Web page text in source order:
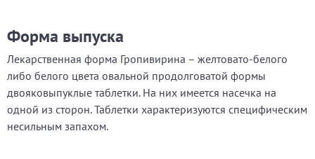
Форма выпуска
Лекарственная форма Гропивирина – желтовато-белого
либо белого цвета овальной продолговатой формы
двояковыпуклые таблетки. На них имеется насечка на
одной из сторон. Таблетки характеризуются специфическим
несильным запахом.